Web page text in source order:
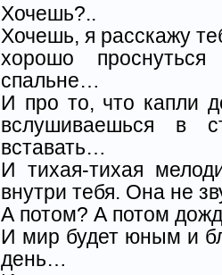
Хочешь?..
Хочешь, я расскажу
хорошо
спальне…
И про то, что капли
вслушиваешься в
вставать…
И тихая-тихая
внутри тебя. Она не
А потом? А потом
И мир будет юным и
день…